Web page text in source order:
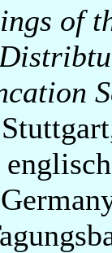
of